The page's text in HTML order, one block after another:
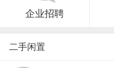
企业招聘
二手闲置